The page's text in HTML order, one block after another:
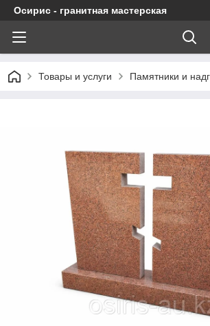
Осирис - гранитная мастерская
Товары и услуги Памятники и